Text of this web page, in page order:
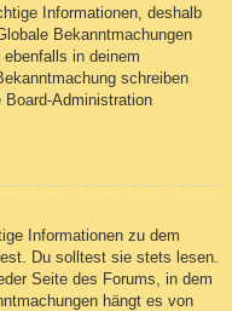
Informationen, deshalb
Bekanntmachungen
in deinem
schreiben
Administration
Informationen zu dem
Du solltest sie stets lesen.
Seite des Forums, in dem
hängt es von